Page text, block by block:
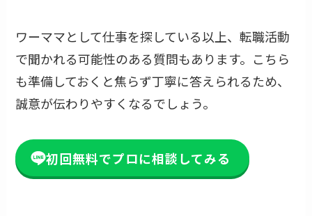
ワーママとして仕事を探している以上、転職活動
で聞かれる可能性のある質問もあります。こちら
も準備しておくと焦らず丁寧に答えられるため、
誠意が伝わりやすくなるでしょう。
初回無料でプロに相談してみる